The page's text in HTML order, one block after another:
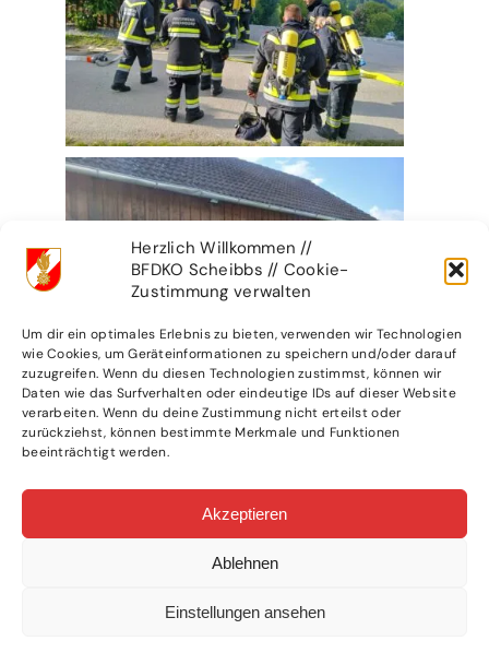
Herzlich Willkommen //
BFDKO Scheibbs // Cookie-
Zustimmung verwalten
Um dir ein optimales Erlebnis zu bieten, verwenden wir Technologien
wie Cookies, um Geräteinformationen zu speichern und/oder darauf
zuzugreifen. Wenn du diesen Technologien zustimmst, können wir
Daten wie das Surfverhalten oder eindeutige IDs auf dieser Website
verarbeiten. Wenn du deine Zustimmung nicht erteilst oder
zurückziehst, können bestimmte Merkmale und Funktionen
beeinträchtigt werden.
Akzeptieren
Ablehnen
Einstellungen ansehen